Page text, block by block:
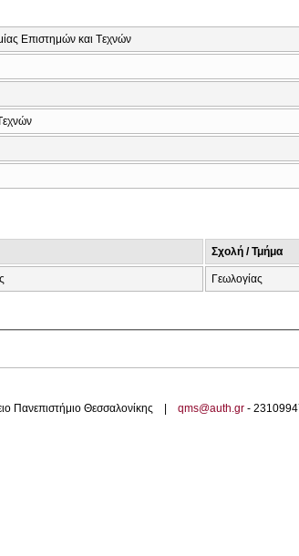
Eπιστημών και Tεχνών
Σχολή / Τμήμα
Γεωλογίας
Πανεπιστήμιο Θεσσαλονίκης | qms@auth.gr -